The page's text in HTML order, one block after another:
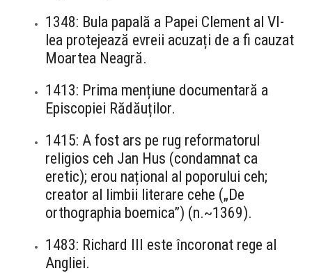
1348: Bula papală a Papei Clement al VI-
lea protejează evreii acuzați de a fi cauzat
Moartea Neagră.
1413: Prima mențiune documentară a
Episcopiei Rădăuților.
1415: A fost ars pe rug reformatorul
religios ceh Jan Hus (condamnat ca
eretic); erou național al poporului ceh;
creator al limbii literare cehe („De
orthographia boemica”) (n.~1369).
1483: Richard III este încoronat rege al
Angliei.